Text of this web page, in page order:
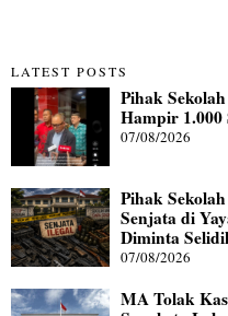
LATEST POSTS
Pihak
Hampir 1.000
07/08/2026
Pihak
Senjata di
Diminta
07/08/2026
MA Tolak